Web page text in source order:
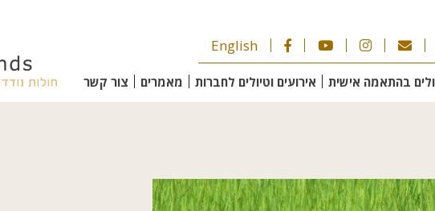
English
בהתאמה אישית אירועים וטיולים לחברות מאמרים צור קשר